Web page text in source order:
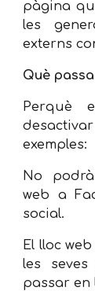
pàgina
les
externs
Què
Perquè
exemples:
No
web a
social.
El lloc
les
passar en